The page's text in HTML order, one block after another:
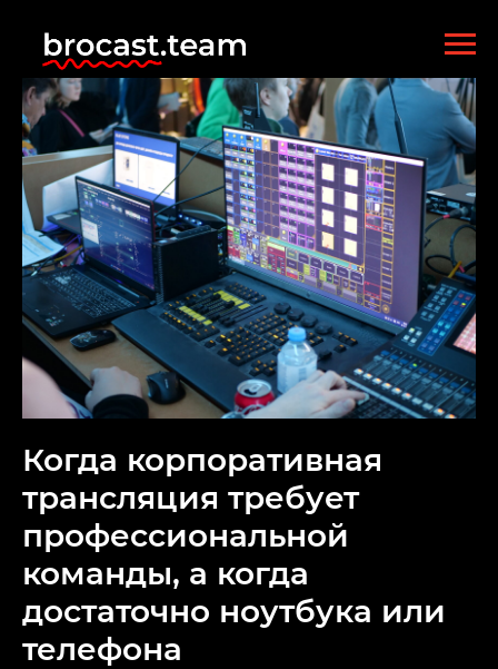
Когда корпоративная
трансляция требует
профессиональной
команды, а когда
достаточно ноутбука или
телефона